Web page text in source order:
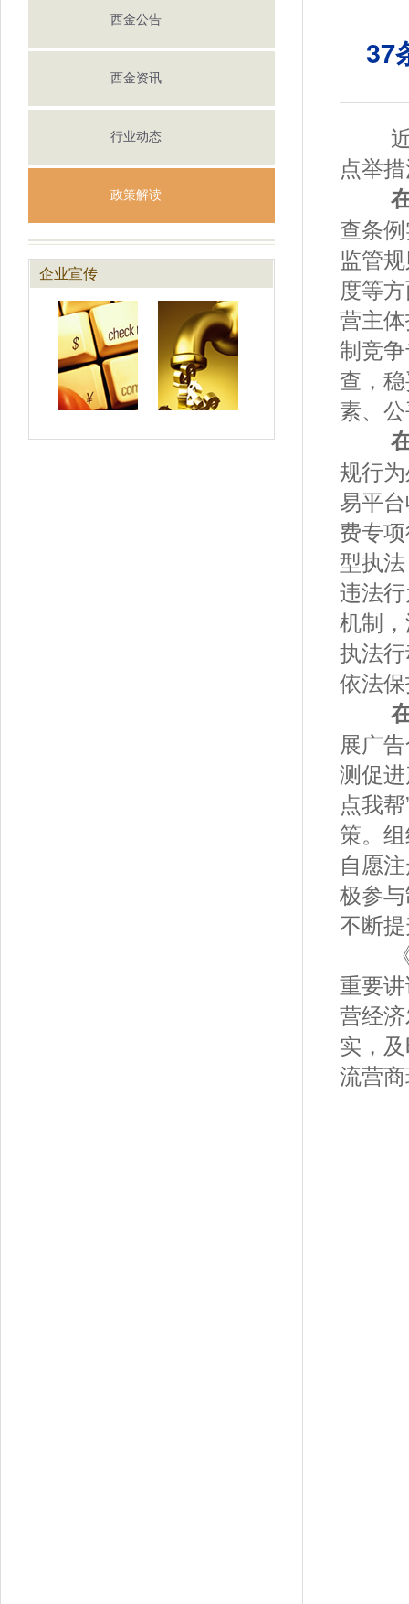
西金公告
西金资讯
行业动态
政策解读
企业宣传
37
近日
点举
查条
监管
度等
营主
制竞
查，
素、
规行
易平
费专
型执
违法
机制
执法
依法
展广
测促
点我
策。
自愿
极参
不断
《清
重要
营经
实，
流营